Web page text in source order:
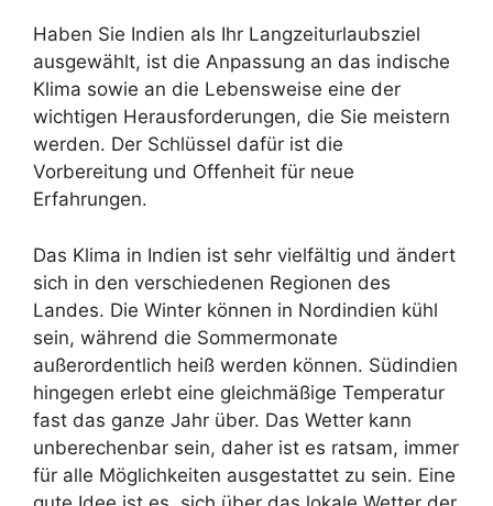
Haben Sie Indien als Ihr Langzeiturlaubsziel
ausgewählt, ist die Anpassung an das indische
Klima sowie an die Lebensweise eine der
wichtigen Herausforderungen, die Sie meistern
werden. Der Schlüssel dafür ist die
Vorbereitung und Offenheit für neue
Erfahrungen.
Das Klima in Indien ist sehr vielfältig und ändert
sich in den verschiedenen Regionen des
Landes. Die Winter können in Nordindien kühl
sein, während die Sommermonate
außerordentlich heiß werden können. Südindien
hingegen erlebt eine gleichmäßige Temperatur
fast das ganze Jahr über. Das Wetter kann
unberechenbar sein, daher ist es ratsam, immer
für alle Möglichkeiten ausgestattet zu sein. Eine